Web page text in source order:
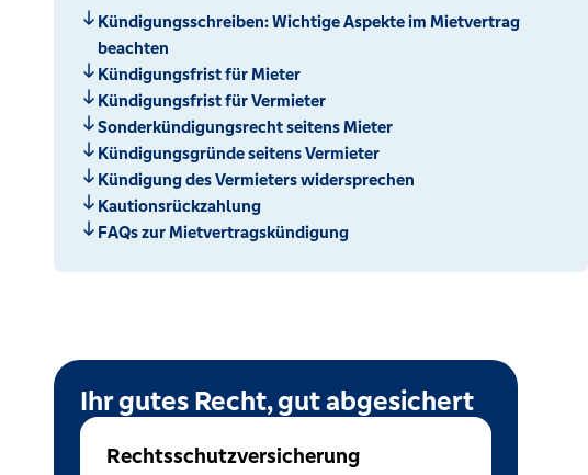
Kündigungsschreiben: Wichtige Aspekte im Mietvertrag
beachten
Kündigungsfrist für Mieter
Kündigungsfrist für Vermieter
Sonderkündigungsrecht seitens Mieter
Kündigungsgründe seitens Vermieter
Kündigung des Vermieters widersprechen
Kautionsrückzahlung
FAQs zur Mietvertragskündigung
Ihr gutes Recht, gut abgesichert
Rechtsschutzversicherung